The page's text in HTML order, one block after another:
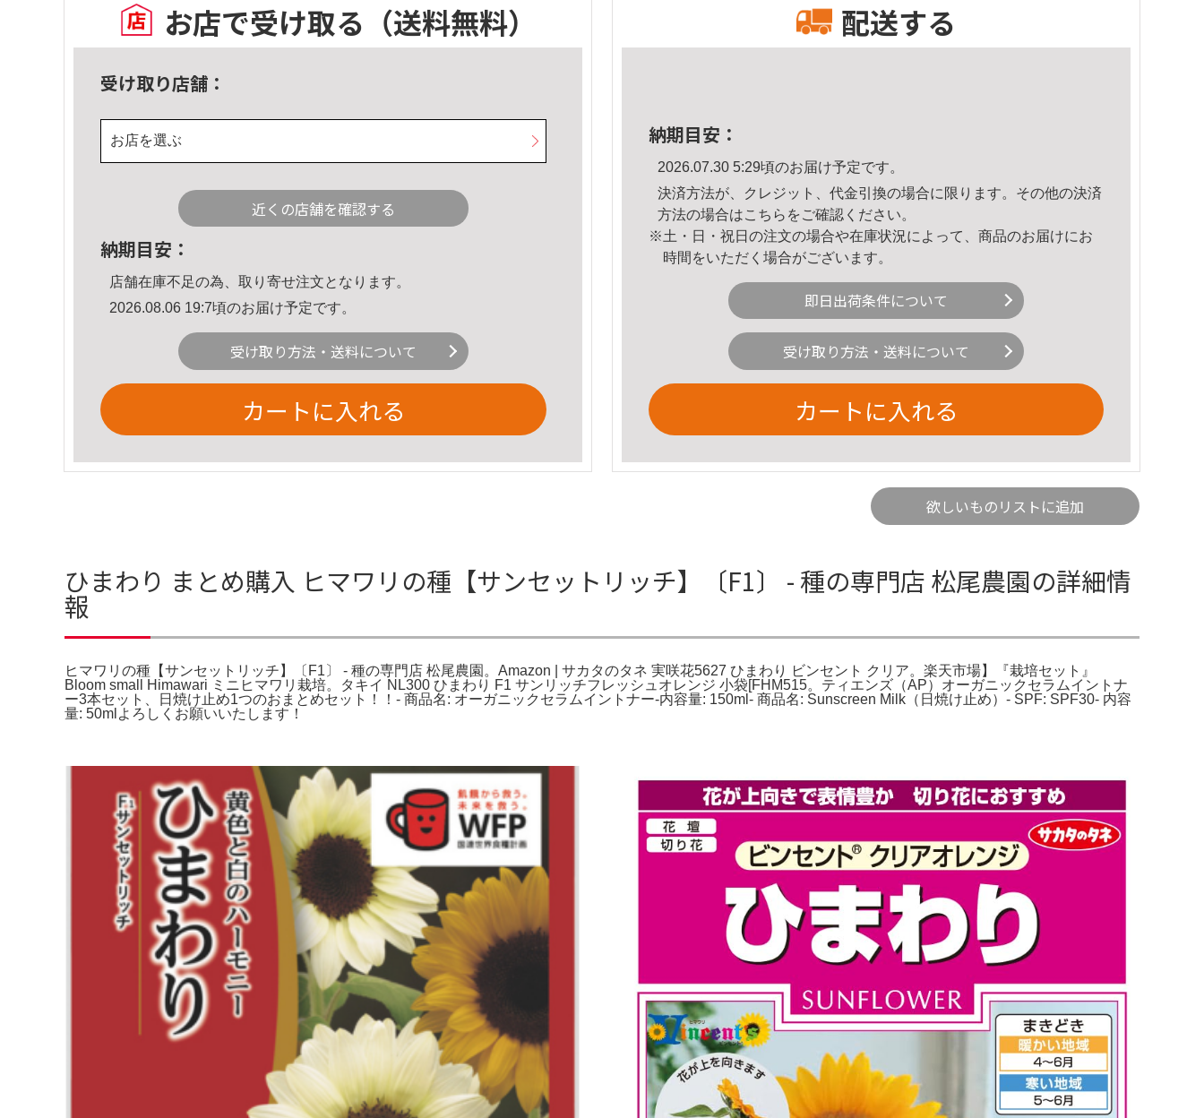
お店で受け取る （送料無料）
受け取り店舗：
お店を選ぶ
近くの店舗を確認する
納期目安：
店舗在庫不足の為、取り寄せ注文となります。
2026.08.06 19:7頃のお届け予定です。
受け取り方法・送料について
カートに入れる
配送する
納期目安：
2026.07.30 5:29頃のお届け予定です。
決済方法が、クレジット、代金引換の場合に限ります。その他の決済
方法の場合はこちら をご確認ください。
※土・日・祝日の注文の場合や在庫状況によって、商品のお届けにお
時間をいただく場合がございます。
即日出荷条件について
受け取り方法・送料について
カートに入れる
欲しいものリストに追加
ひまわり まとめ購入 ヒマワリの種【サンセットリッチ】〔F1〕 - 種の専門店 松尾農園の詳細情
報
ヒマワリの種【サンセットリッチ】〔F1〕 - 種の専門店 松尾農園。Amazon | サカタのタネ 実咲花5627 ひまわり ビンセント クリア。楽天市場】『栽培セット』
Bloom small Himawari ミニヒマワリ栽培。タキイ NL300 ひまわり F1 サンリッチフレッシュオレンジ 小袋[FHM515。ティエンズ（AP）オーガニックセラムイントナ
ー3本セット、日焼け止め1つのおまとめセット！！- 商品名: オーガニックセラムイントナー-内容量: 150ml- 商品名: Sunscreen Milk（日焼け止め）- SPF: SPF30- 内容
量: 50mlよろしくお願いいたします！